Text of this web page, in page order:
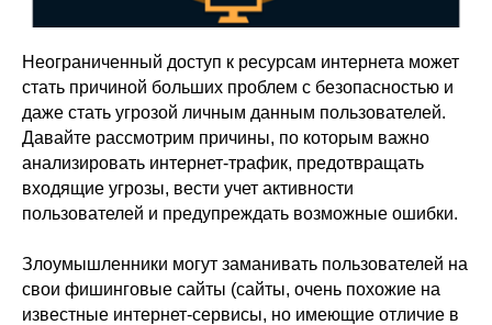
Неограниченный доступ к ресурсам интернета может
стать причиной больших проблем с безопасностью и
даже стать угрозой личным данным пользователей.
Давайте рассмотрим причины, по которым важно
анализировать интернет-трафик, предотвращать
входящие угрозы, вести учет активности
пользователей и предупреждать возможные ошибки.
Злоумышленники могут заманивать пользователей на
свои фишинговые сайты (сайты, очень похожие на
известные интернет-сервисы, но имеющие отличие в